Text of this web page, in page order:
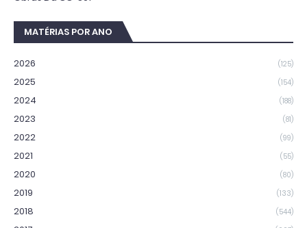
MATÉRIAS POR ANO
2026 (125)
2025 (154)
2024 (188)
2023 (81)
2022 (99)
2021 (55)
2020 (80)
2019 (133)
2018 (544)